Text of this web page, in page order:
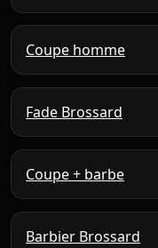
Coupe homme
Fade Brossard
Coupe + barbe
Barbier Brossard